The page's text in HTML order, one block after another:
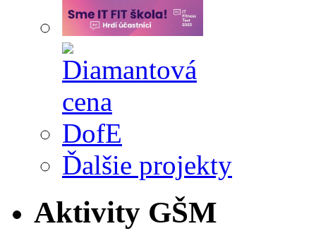
Ďalšie projekty
Aktivity GŠM